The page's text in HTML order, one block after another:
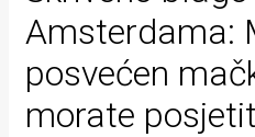
Muzika
Film
Intervju
Amsterdama:
posvećen
morate